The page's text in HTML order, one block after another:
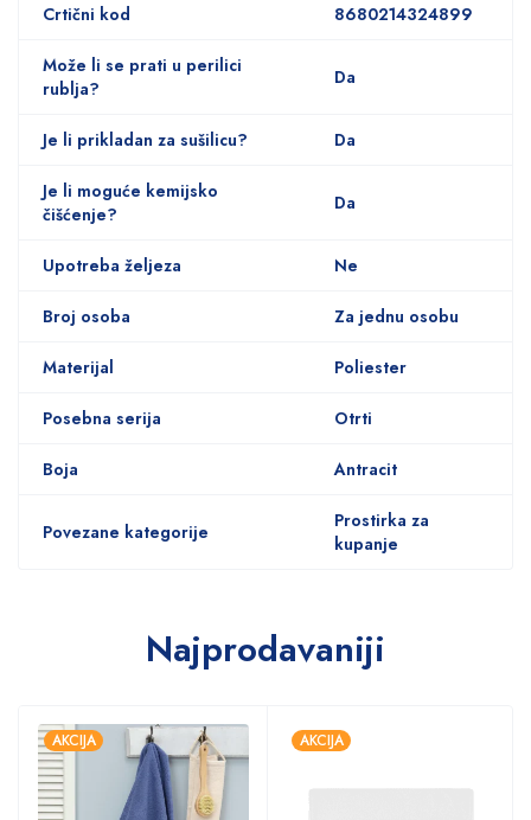
Crtični kod 8680214324899
Može li se prati u perilici
rublja?
Da
Je li prikladan za sušilicu? Da
Je li moguće kemijsko
čišćenje?
Da
Upotreba željeza Ne
Broj osoba Za jednu osobu
Materijal Poliester
Posebna serija Otrti
Boja Antracit
Povezane kategorije
Prostirka za
kupanje
Najprodavaniji
AKCIJA AKCIJA